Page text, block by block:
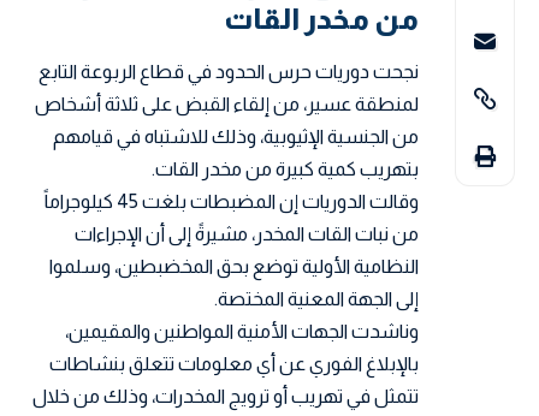
من مخدر القات
نجحت دوريات حرس الحدود في قطاع الربوعة التابع
لمنطقة عسير، من إلقاء القبض على ثلاثة أشخاص
من الجنسية الإثيوبية، وذلك للاشتباه في قيامهم
بتهريب كمية كبيرة من مخدر القات.
وقالت الدوريات إن المضبطات بلغت 45 كيلوجراماً
من نبات القات المخدر، مشيرةً إلى أن الإجراءات
النظامية الأولية توضع بحق المخضبطين، وسلموا
إلى الجهة المعنية المختصة.
وناشدت الجهات الأمنية المواطنين والمقيمين،
بالإبلاغ الفوري عن أي معلومات تتعلق بنشاطات
تتمثل في تهريب أو ترويج المخدرات، وذلك من خلال